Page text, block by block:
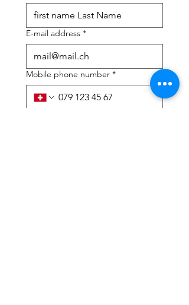
E-mail address *
Mobile phone number *